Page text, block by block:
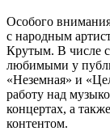
Особого
с народным
Крутым. В числе
любимыми у
«Неземная» и
работу над
концертах, а
контентом.